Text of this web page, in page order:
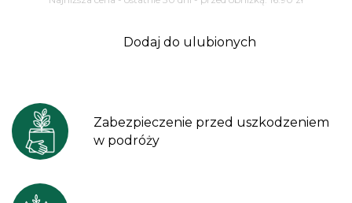
Dodaj do ulubionych
Zabezpieczenie przed uszkodzeniem
w podróży